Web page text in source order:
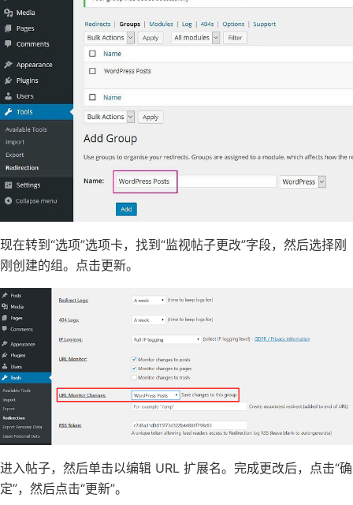
现在转到“选项”选项卡，找到“监视帖子更改”字段，然后选择刚
刚创建的组。点击更新。
进入帖子，然后单击以编辑 URL 扩展名。完成更改后，点击“确
定”，然后点击“更新”。